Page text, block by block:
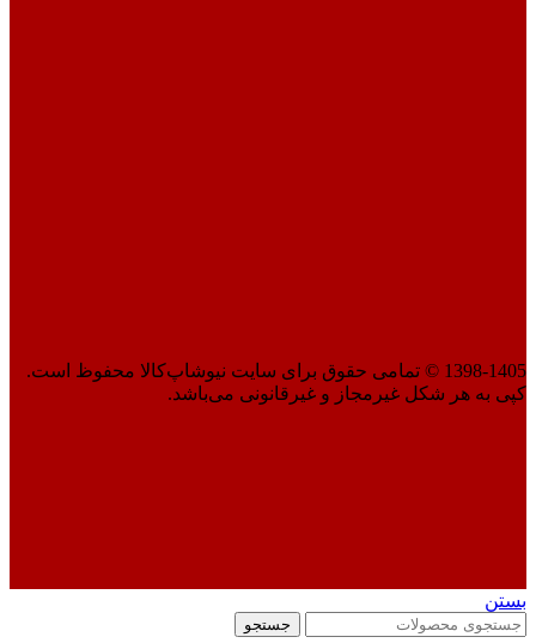
1398-1405 © تمامی حقوق برای سایت نیوشاپ‌کالا محفوظ است.
کپی به هر شکل غیرمجاز و غیرقانونی می‌باشد.
بستن
جستجو